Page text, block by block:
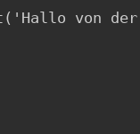
von